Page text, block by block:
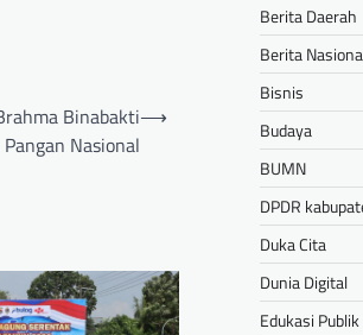
Binabakti
Nasional
⟶
Berita Daerah
Berita
Bisnis
Budaya
BUMN
DPDR
Duka Cita
Dunia Digital
Edukasi Publik